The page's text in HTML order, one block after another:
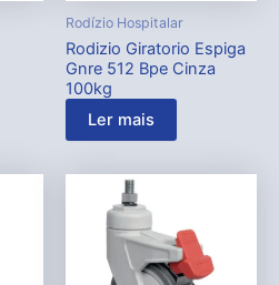
Rodízio Hospitalar
Rodizio Giratorio Espiga
Gnre 512 Bpe Cinza
100kg
Ler mais